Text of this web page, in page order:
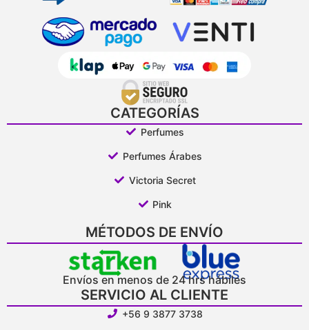
CATEGORÍAS
Perfumes
Perfumes Árabes
Victoria Secret
Pink
MÉTODOS DE ENVÍO
Envíos en menos de 24 hrs hábiles
SERVICIO AL CLIENTE
+56 9 3877 3738